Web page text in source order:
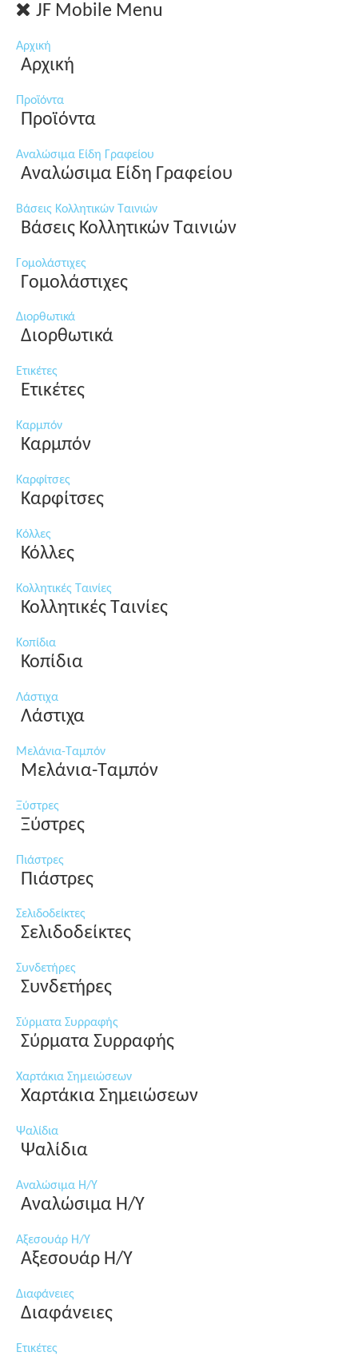
JF Mobile Menu
Αρχική
Αρχική
Προϊόντα
Προϊόντα
Αναλώσιμα Είδη Γραφείου
Αναλώσιμα Είδη Γραφείου
Βάσεις Κολλητικών Ταινιών
Βάσεις Κολλητικών Ταινιών
Γομολάστιχες
Γομολάστιχες
Διορθωτικά
Διορθωτικά
Ετικέτες
Ετικέτες
Καρμπόν
Καρμπόν
Καρφίτσες
Καρφίτσες
Κόλλες
Κόλλες
Κολλητικές Ταινίες
Κολλητικές Ταινίες
Κοπίδια
Κοπίδια
Λάστιχα
Λάστιχα
Μελάνια-Ταμπόν
Μελάνια-Ταμπόν
Ξύστρες
Ξύστρες
Πιάστρες
Πιάστρες
Σελιδοδείκτες
Σελιδοδείκτες
Συνδετήρες
Συνδετήρες
Σύρματα Συρραφής
Σύρματα Συρραφής
Χαρτάκια Σημειώσεων
Χαρτάκια Σημειώσεων
Ψαλίδια
Ψαλίδια
Αναλώσιμα Η/Υ
Αναλώσιμα Η/Υ
Αξεσουάρ Η/Υ
Αξεσουάρ Η/Υ
Διαφάνειες
Διαφάνειες
Ετικέτες